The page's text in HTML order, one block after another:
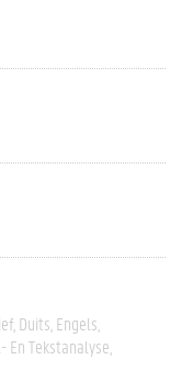
Duits Engels
En Tekstanalyse